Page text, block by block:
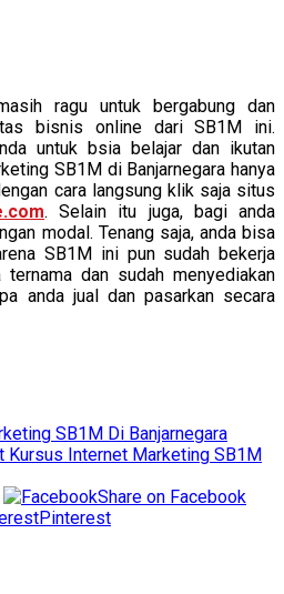
ragu untuk bergabung dan
bisnis online dari SB1M ini.
untuk bsia belajar dan ikutan
SB1M di Banjarnegara hanya
cara langsung klik saja situs
. Selain itu juga, bagi anda
modal. Tenang saja, anda bisa
SB1M ini pun sudah bekerja
ternama dan sudah menyediakan
anda jual dan pasarkan secara
SB1M Di Banjarnegara
Kursus Internet Marketing SB1M
Share on Facebook
Pinterest